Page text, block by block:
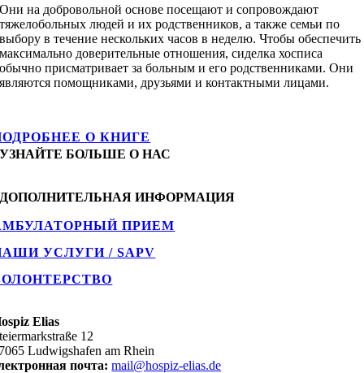
Они на добровольной основе посещают и сопровождают
тяжелобольных людей и их родственников, а также семьи по
выбору в течение нескольких часов в неделю. Чтобы обеспечить
максимально доверительные отношения, сиделка хосписа
обычно присматривает за больным и его родственниками. Они
являются помощниками, друзьями и контактными лицами.
О КНИГЕ
УЗНАЙТЕ БОЛЬШЕ О НАС
ДОПОЛНИТЕЛЬНАЯ ИНФОРМАЦИЯ
ПРИЕМ
УСЛУГИ / SAPV
Elias
12
Ludwigshafen am Rhein
почта: mail@hospiz-elias.de